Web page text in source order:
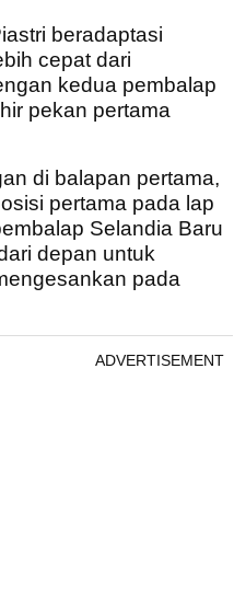
beradaptasi
cepat dari
kedua pembalap
pekan pertama
di balapan pertama,
pertama pada lap
Selandia Baru
depan untuk
pada
ADVERTISEMENT